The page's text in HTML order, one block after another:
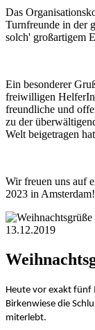
Das
Turnfreunde in der
solch' großartigem
Ein besonderer
freiwilligen
freundliche und
zu der
Welt beigetragen
Wir freuen uns auf
2023 in Amsterdam!
13.12.2019
Heute vor exakt fünf
Birkenwiese die
miterlebt.